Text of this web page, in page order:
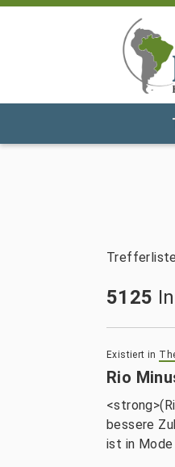
5125
Existiert in
Rio
bessere
ist in